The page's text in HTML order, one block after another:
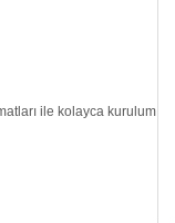
ile kolayca kurulum